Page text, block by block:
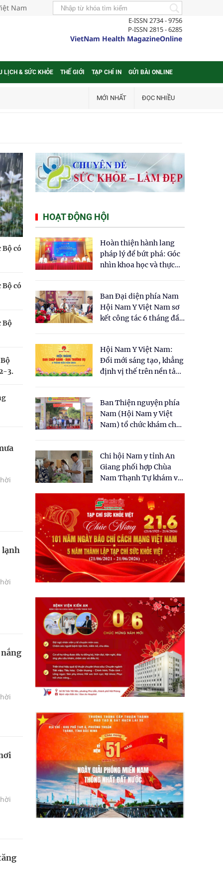
Nam
E-ISSN 2734 - 9756
P-ISSN 2815 - 6285
VietNam Health MagazineOnline
LỊCH & SỨC KHỎE THẾ GIỚI TẠP CHÍ IN GỬI BÀI ONLINE
MỚI NHẤT ĐỌC NHIỀU
có
có
Bộ
3.
lạnh
HOẠT ĐỘNG HỘI
Hoàn thiện hành lang
pháp lý để bứt phá: Góc
nhìn khoa học và thực
cho Luật Y dược cổ
truyền Việt Nam"
Ban Đại diện phía Nam
Hội Nam Y Việt Nam sơ
kết công tác 6 tháng đầu
Hội Nam Y Việt Nam:
Đổi mới sáng tạo, khẳng
định vị thế trên nền tảng
Ban Thiện nguyện phía
Nam (Hội Nam y Việt
Nam) tổ chức khám chữa
dân tại xã Tân Tập
Chi hội Nam y tỉnh An
Giang phối hợp Chùa
Nam Thạnh Tự khám và
nhân dân